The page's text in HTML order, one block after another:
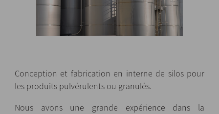
Conception et fabrication en interne de silos pour
les produits pulvérulents ou granulés.
Nous avons une grande expérience dans la